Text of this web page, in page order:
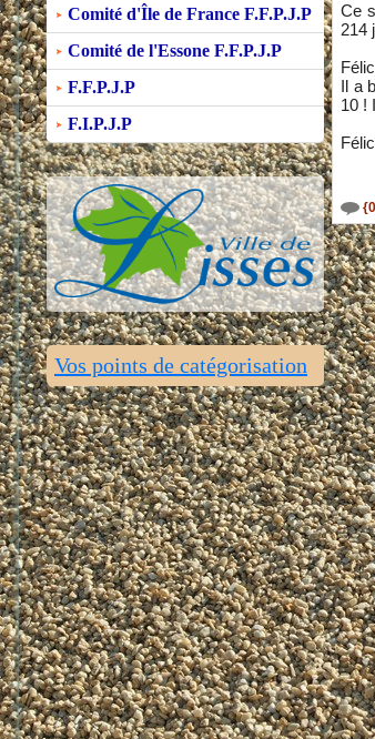
Comité d'Île de France F.F.P.J.P
Comité de l'Essone F.F.P.J.P
F.F.P.J.P
F.I.P.J.P
Vos points de catégorisation
Ce
214
Il a
10 !